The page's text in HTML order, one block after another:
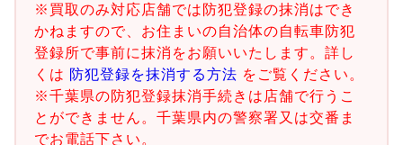
※買取のみ対応店舗では防犯登録の抹消はでき
かねますので、お住まいの自治体の自転車防犯
登録所で事前に抹消をお願いいたします。詳し
くは 防犯登録を抹消する方法 をご覧ください。
※千葉県の防犯登録抹消手続きは店舗で行うこ
とができません。千葉県内の警察署又は交番ま
でお電話下さい。